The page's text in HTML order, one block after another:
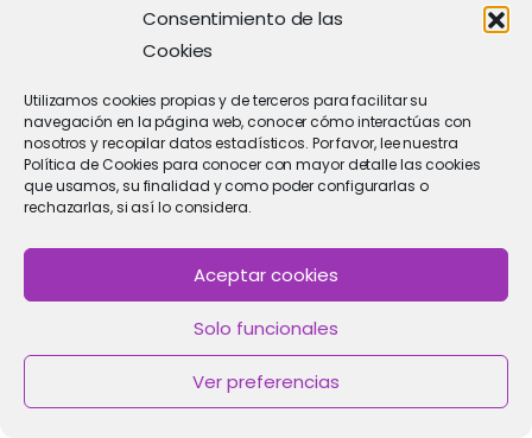
Consentimiento de las
Cookies
Utilizamos cookies propias y de terceros para facilitar su
navegación en la página web, conocer cómo interactúas con
nosotros y recopilar datos estadísticos. Por favor, lee nuestra
Política de Cookies para conocer con mayor detalle las cookies
que usamos, su finalidad y como poder configurarlas o
rechazarlas, si así lo considera.
Aceptar cookies
Solo funcionales
Ver preferencias
hombres: ¿Cómo afecta?
Etiquetas
Clínica de Fertilidad
Clínica de Fertilidad en Murcia
Clínica de ginecología